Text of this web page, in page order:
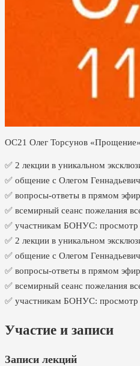
ОС21 Олег Торсунов «Прощение»
✅ 2 лекции в уникальном
✅ общение с Олегом
✅ вопросы-ответы в прямом
✅ всемирный сеанс пожелания
✅ участникам БОНУС: просмотр
✅ 2 лекции в уникальном
✅ общение с Олегом
✅ вопросы-ответы в прямом
✅ всемирный сеанс пожелания
✅ участникам БОНУС: просмотр
Участие и записи
Записи лекций